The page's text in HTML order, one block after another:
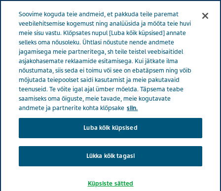
EESTI
Estonia Uudised ja meedia
Populaarsemad lood
Nõuetele vastavus on meie jaoks n-ö piibel, mis annab meile privileegi
ravimeid toota
Nõuetele vastavus on meie
jaoks n-ö piibel, mis annab
meile privileegi ravimeid
toota
Soovime koguda teie andmeid, et pakkuda teile paremat
veebilehitsemise kogemust ning analüüsida ja mõõta teie huvi
meie sisu vastu. Klõpsates nupul [Luba kõik küpsised] annate
selleks oma nõusoleku. Ühtlasi nõustute nende andmete
jagamisega meie partneritega, sh teile teistel veebisaitidel
asjakohasemate reklaamide esitamisega. Kui jätkate ilma
nõustumata, siis seda ei toimu või see on ebatäpsem ning võib
mõjutada teiepoolset saidi kasutamist ja meie pakutavaid
teenuseid. Te võite igal ajal ümber mõelda. Täpsema teabe
saamiseks oma õiguste, meie tavade, meie kogutavate
andmete ja partnerite kohta klõpsake siin.
Luba kõik küpsised
Lükka kõik tagasi
Küpsiste sätted